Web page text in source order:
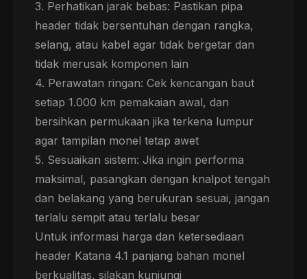
3. Perhatikan jarak bebas: Pastikan pipa
header tidak bersentuhan dengan rangka,
selang, atau kabel agar tidak bergetar dan
tidak merusak komponen lain
4. Perawatan ringan: Cek kencangan baut
setiap 1.000 km pemakaian awal, dan
bersihkan permukaan jika terkena lumpur
agar tampilan monel tetap awet
5. Sesuaikan sistem: Jika ingin performa
maksimal, pasangkan dengan knalpot tengah
dan belakang yang berukuran sesuai, jangan
terlalu sempit atau terlalu besar
Untuk informasi harga dan ketersediaan
header Katana 4.1 panjang bahan monel
berkualitas, silakan kunjungi